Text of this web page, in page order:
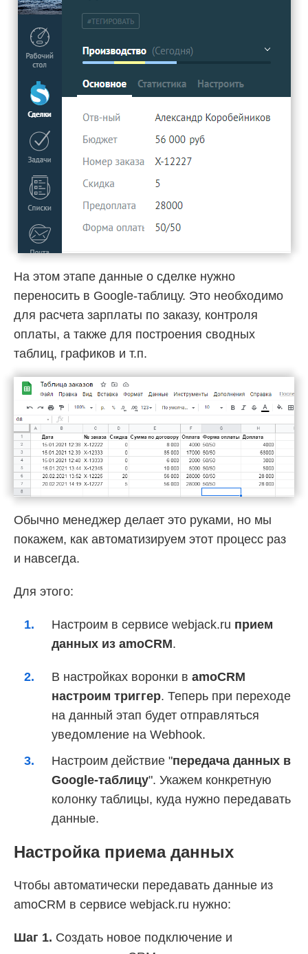
На этом этапе данные о сделке нужно
переносить в Google-таблицу. Это необходимо
для расчета зарплаты по заказу, контроля
оплаты, а также для построения сводных
таблиц, графиков и т.п.
Обычно менеджер делает это руками, но мы
покажем, как автоматизируем этот процесс раз
и навсегда.
Для этого:
Настроим в сервисе webjack.ru прием
данных из amoCRM.
В настройках воронки в amoCRM
настроим триггер. Теперь при переходе
на данный этап будет отправляться
уведомление на Webhook.
Настроим действие "передача данных в
Google-таблицу". Укажем конкретную
колонку таблицы, куда нужно передавать
данные.
Настройка приема данных
Чтобы автоматически передавать данные из
amoCRM в сервисе webjack.ru нужно:
Шаг 1. Создать новое подключение и